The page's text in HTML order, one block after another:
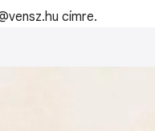
címre.